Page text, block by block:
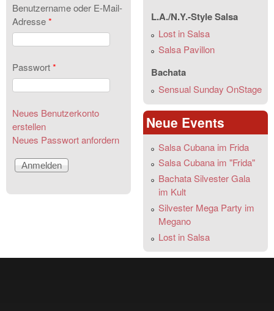
Benutzername oder E-Mail-
Adresse*
Passwort*
Neues Benutzerkonto
erstellen
Neues Passwort anfordern
L.A./N.Y.-Style Salsa
Lost in Salsa
Salsa Pavillon
Bachata
Sensual Sunday OnStage
Neue Events
Salsa Cubana im Frida
Salsa Cubana im "Frida"
Bachata Silvester Gala
im Kult
Silvester Mega Party im
Megano
Lost in Salsa